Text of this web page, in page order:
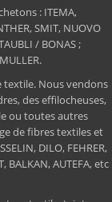
: ITEMA,
SMIT, NUOVO
/ BONAS ;
textile. Nous vendons
des effilocheuses,
ou toutes autres
de fibres textiles et
DILO, FEHRER,
BALKAN, AUTEFA, etc